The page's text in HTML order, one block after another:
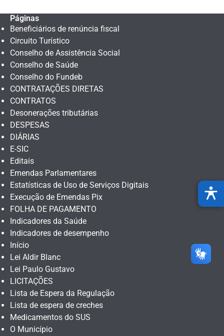
Páginas
Beneficiários de renúncia fiscal
Circuito Turístico
Conselho de Assistência Social
Conselho de Saúde
Conselho do Fundeb
CONTRATAÇÕES DIRETAS
CONTRATOS
Desonerações tributárias
DESPESAS
DIÁRIAS
E-SIC
Editais
Emendas Parlamentares
Estatísticas de Uso de Serviços Digitais
Execução de Emendas Pix
FOLHA DE PAGAMENTO
Indicadores da Saúde
Indicadores de desempenho
Início
Lei Aldir Blanc
Lei Paulo Gustavo
LICITAÇÕES
Lista de Espera da Regulação
Lista de espera de creches
Medicamentos do SUS
O Município